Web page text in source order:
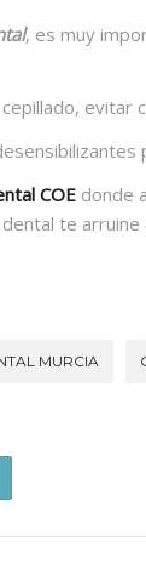
, es muy
evitar
COE donde
te arruine
MURCIA